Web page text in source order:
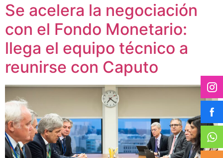
Se acelera la negociación
con el Fondo Monetario:
llega el equipo técnico a
reunirse con Caputo